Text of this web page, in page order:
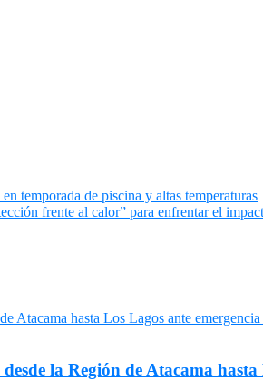
temporada de piscina y altas temperaturas
frente al calor” para enfrentar el
la Región de Atacama